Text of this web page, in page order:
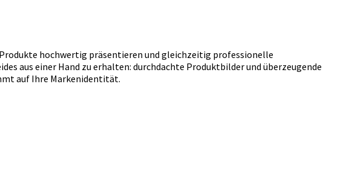
hochwertig präsentieren und gleichzeitig professionelle
aus einer Hand zu erhalten: durchdachte Produktbilder und überzeugende
auf Ihre Markenidentität.